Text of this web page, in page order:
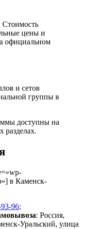
Стоимость
цены и
официальном
и сетов
группы в
доступны на
разделах.
в Каменск-
96;
: Россия,
Уральский, улица